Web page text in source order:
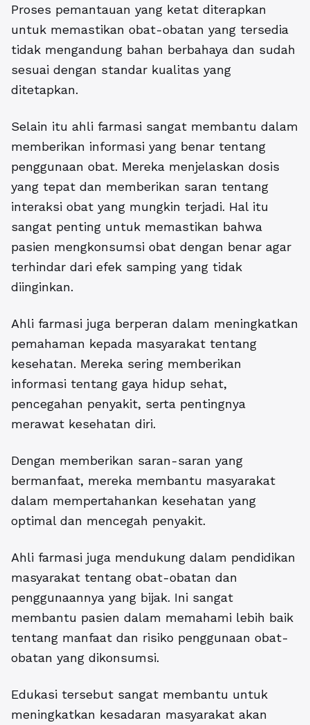
Proses pemantauan yang ketat diterapkan
untuk memastikan obat-obatan yang tersedia
tidak mengandung bahan berbahaya dan sudah
sesuai dengan standar kualitas yang
ditetapkan.
Selain itu ahli farmasi sangat membantu dalam
memberikan informasi yang benar tentang
penggunaan obat. Mereka menjelaskan dosis
yang tepat dan memberikan saran tentang
interaksi obat yang mungkin terjadi. Hal itu
sangat penting untuk memastikan bahwa
pasien mengkonsumsi obat dengan benar agar
terhindar dari efek samping yang tidak
diinginkan.
Ahli farmasi juga berperan dalam meningkatkan
pemahaman kepada masyarakat tentang
kesehatan. Mereka sering memberikan
informasi tentang gaya hidup sehat,
pencegahan penyakit, serta pentingnya
merawat kesehatan diri.
Dengan memberikan saran-saran yang
bermanfaat, mereka membantu masyarakat
dalam mempertahankan kesehatan yang
optimal dan mencegah penyakit.
Ahli farmasi juga mendukung dalam pendidikan
masyarakat tentang obat-obatan dan
penggunaannya yang bijak. Ini sangat
membantu pasien dalam memahami lebih baik
tentang manfaat dan risiko penggunaan obat-
obatan yang dikonsumsi.
Edukasi tersebut sangat membantu untuk
meningkatkan kesadaran masyarakat akan